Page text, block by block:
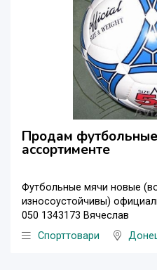
Продам
ассортименте
Футбольные мячи новые
износоустойчивы)
050 1343173 Вячеслав
Спорттовари